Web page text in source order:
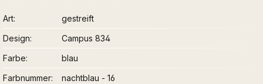
Art
gestreift
Design
Campus 834
Farbe
blau
Farbnummer
nachtblau - 16